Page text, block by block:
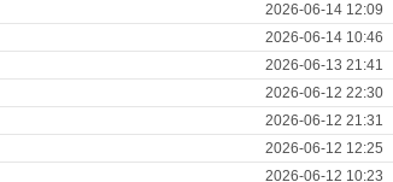
2026-06-14 12:09
2026-06-14 10:46
2026-06-13 21:41
2026-06-12 22:30
2026-06-12 21:31
2026-06-12 12:25
2026-06-12 10:23